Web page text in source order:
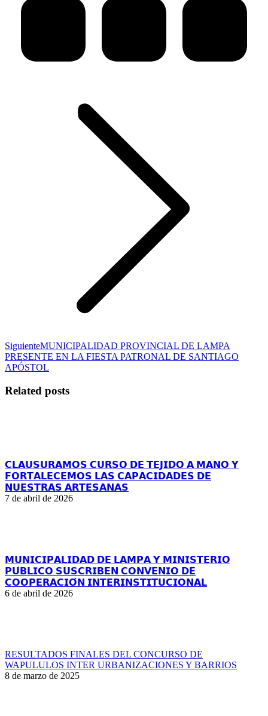
SiguientePublicación
siguiente:
MUNICIPALIDAD PROVINCIAL DE LAMPA
PRESENTE EN LA FIESTA PATRONAL DE SANTIAGO
APÓSTOL
Related posts
𝗖𝗟𝗔𝗨𝗦𝗨𝗥𝗔𝗠𝗢𝗦 𝗖𝗨𝗥𝗦𝗢 𝗗𝗘 𝗧𝗘𝗝𝗜𝗗𝗢 𝗔 𝗠𝗔𝗡𝗢 𝗬
𝗙𝗢𝗥𝗧𝗔𝗟𝗘𝗖𝗘𝗠𝗢𝗦 𝗟𝗔𝗦 𝗖𝗔𝗣𝗔𝗖𝗜𝗗𝗔𝗗𝗘𝗦 𝗗𝗘
𝗡𝗨𝗘𝗦𝗧𝗥𝗔𝗦 𝗔𝗥𝗧𝗘𝗦𝗔𝗡𝗔𝗦
7 de abril de 2026
𝗠𝗨𝗡𝗜𝗖𝗜𝗣𝗔𝗟𝗜𝗗𝗔𝗗 𝗗𝗘 𝗟𝗔𝗠𝗣𝗔 𝗬 𝗠𝗜𝗡𝗜𝗦𝗧𝗘𝗥𝗜𝗢
𝗣𝗨́𝗕𝗟𝗜𝗖𝗢 𝗦𝗨𝗦𝗖𝗥𝗜𝗕𝗘𝗡 𝗖𝗢𝗡𝗩𝗘𝗡𝗜𝗢 𝗗𝗘
𝗖𝗢𝗢𝗣𝗘𝗥𝗔𝗖𝗜𝗢́𝗡 𝗜𝗡𝗧𝗘𝗥𝗜𝗡𝗦𝗧𝗜𝗧𝗨𝗖𝗜𝗢𝗡𝗔𝗟
6 de abril de 2026
RESULTADOS FINALES DEL CONCURSO DE
WAPULULOS INTER URBANIZACIONES Y BARRIOS
8 de marzo de 2025